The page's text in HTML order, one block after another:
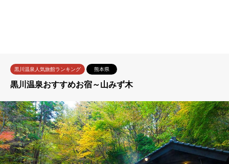
黒川温泉人気旅館ランキング 熊本県
黒川温泉おすすめお宿～山みず木